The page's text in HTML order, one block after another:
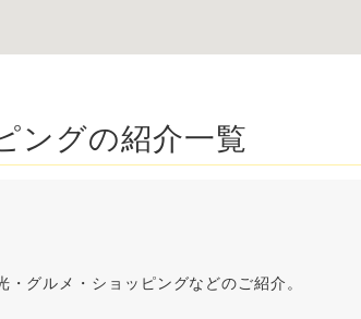
ングの紹介一覧
グルメ・ショッピングなどのご紹介。